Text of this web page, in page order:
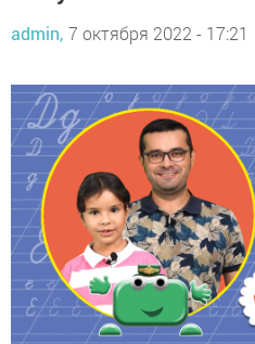
admin, 7 октября 2022 - 17:21